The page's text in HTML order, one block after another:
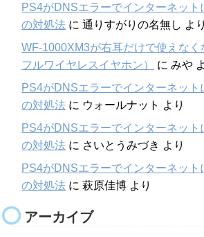
PS4がDNSエラーでインターネット
の対処法 に 通りすがりの名無し より
WF-1000XM3が右耳だけで使えな
フルワイヤレスイヤホン）
に みや
PS4がDNSエラーでインターネット
の対処法 に ウォールナット より
PS4がDNSエラーでインターネット
の対処法 に さいとうみづき より
PS4がDNSエラーでインターネット
の対処法 に 萩原佳博 より
アーカイブ